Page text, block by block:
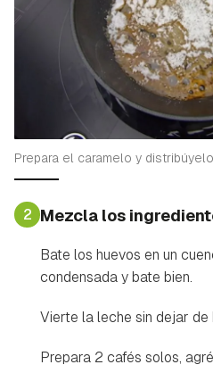
Prepara el caramelo y
2 Mezcla los
Bate los huevos en un
condensada y bate bien.
Vierte la leche sin dejar de
Prepara 2 cafés solos,